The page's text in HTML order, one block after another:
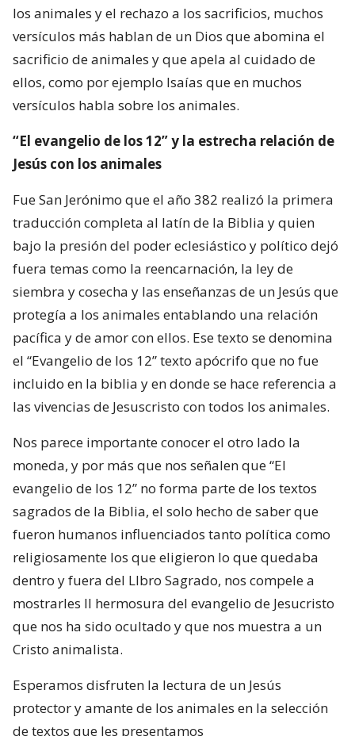
los animales y el rechazo a los sacrificios, muchos
versículos más hablan de un Dios que abomina el
sacrificio de animales y que apela al cuidado de
ellos, como por ejemplo Isaías que en muchos
versículos habla sobre los animales.
“El evangelio de los 12” y la estrecha relación de
Jesús con los animales
Fue San Jerónimo que el año 382 realizó la primera
traducción completa al latín de la Biblia y quien
bajo la presión del poder eclesiástico y político dejó
fuera temas como la reencarnación, la ley de
siembra y cosecha y las enseñanzas de un Jesús que
protegía a los animales entablando una relación
pacífica y de amor con ellos. Ese texto se denomina
el “Evangelio de los 12” texto apócrifo que no fue
incluido en la biblia y en donde se hace referencia a
las vivencias de Jesuscristo con todos los animales.
Nos parece importante conocer el otro lado la
moneda, y por más que nos señalen que “El
evangelio de los 12” no forma parte de los textos
sagrados de la Biblia, el solo hecho de saber que
fueron humanos influenciados tanto política como
religiosamente los que eligieron lo que quedaba
dentro y fuera del LIbro Sagrado, nos compele a
mostrarles ll hermosura del evangelio de Jesucristo
que nos ha sido ocultado y que nos muestra a un
Cristo animalista.
Esperamos disfruten la lectura de un Jesús
protector y amante de los animales en la selección
de textos que les presentamos